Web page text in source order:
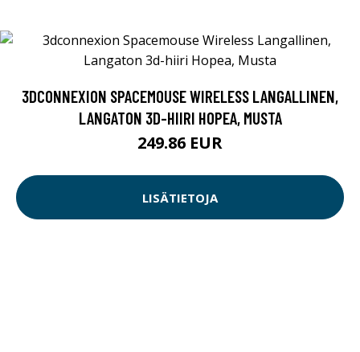
3DCONNEXION SPACEMOUSE WIRELESS LANGALLINEN,
LANGATON 3D-HIIRI HOPEA, MUSTA
249.86 EUR
LISÄTIETOJA